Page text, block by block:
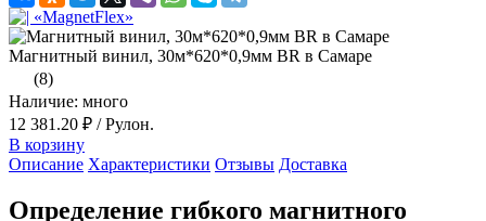
Магнитный винил, 30м*620*0,9мм BR в Самаре
(8)
Наличие: много
12 381.20 ₽ / Рулон.
В корзину
Описание Характеристики Отзывы Доставка
Определение гибкого магнитного